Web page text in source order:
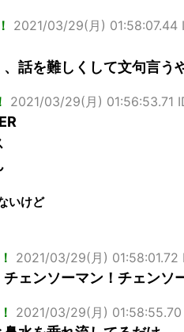
2021/03/29(月) 01:58:07.44
話を難しくして文句言う
2021/03/29(月) 01:56:53.71
いけど
2021/03/29(月) 01:58:01.72
ェンソーマン！チェンソ
2021/03/29(月) 01:58:55.70